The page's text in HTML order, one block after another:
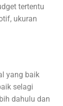
tertentu
ukuran
yang baik
selagi
dahulu dan